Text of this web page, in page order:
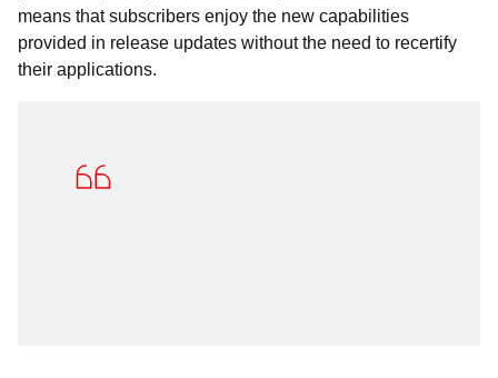
means that subscribers enjoy the new capabilities
provided in release updates without the need to recertify
their applications.